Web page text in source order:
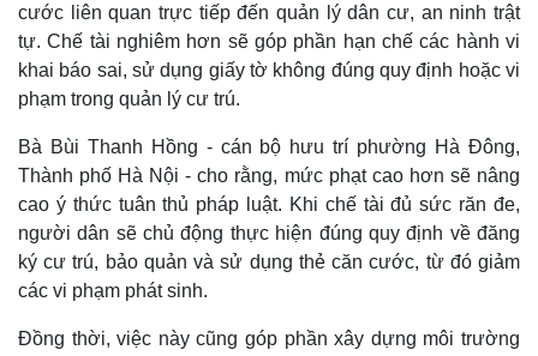
Cuộc sống đó đây
Hồ sơ
Ảnh
E-Magazine
Infographic
cước liên quan trực tiếp đến quản lý dân cư, an ninh trật
tự. Chế tài nghiêm hơn sẽ góp phần hạn chế các hành vi
khai báo sai, sử dụng giấy tờ không đúng quy định hoặc vi
phạm trong quản lý cư trú.
Bà Bùi Thanh Hồng - cán bộ hưu trí phường Hà Đông,
Thành phố Hà Nội - cho rằng, mức phạt cao hơn sẽ nâng
cao ý thức tuân thủ pháp luật. Khi chế tài đủ sức răn đe,
người dân sẽ chủ động thực hiện đúng quy định về đăng
ký cư trú, bảo quản và sử dụng thẻ căn cước, từ đó giảm
các vi phạm phát sinh.
Đồng thời, việc này cũng góp phần xây dựng môi trường